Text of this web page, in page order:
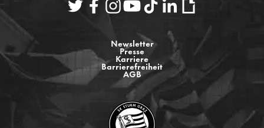
Newsletter
Presse
Karriere
Barrierefreiheit
AGB